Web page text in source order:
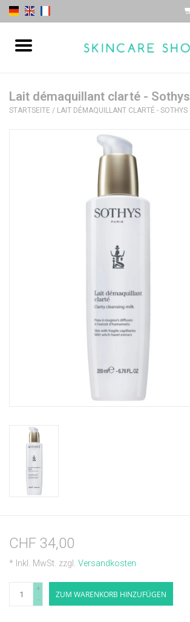
| Sothys |
Lait démaquillant clarté - Sothys
STARTSEITE / LAIT DÉMAQUILLANT CLARTÉ - SOTHYS
CHF 34,00
* Inkl. MwSt. zzgl. Versandkosten
+
-
ZUM WARENKORB HINZUFÜGEN